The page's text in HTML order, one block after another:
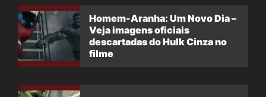
Homem-Aranha: Um Novo Dia –
Veja imagens oficiais
descartadas do Hulk Cinza no
filme